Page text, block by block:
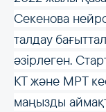
Секенова
талдау
әзірлеген.
КТ және МРТ
маңызды